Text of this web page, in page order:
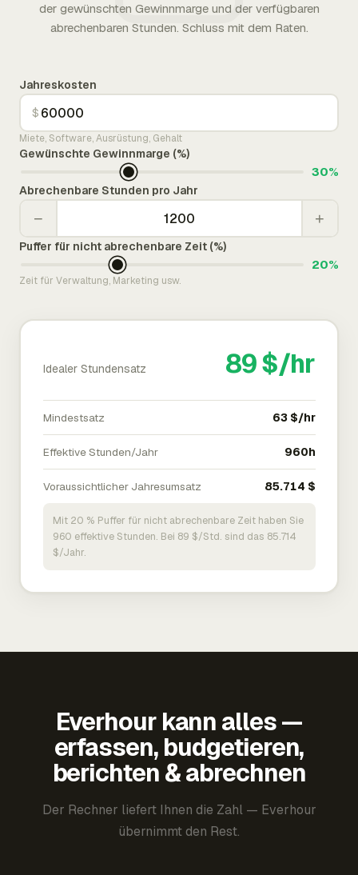
der gewünschten Gewinnmarge und der verfügbaren
abrechenbaren Stunden. Schluss mit dem Raten.
Jahreskosten
$
Miete, Software, Ausrüstung, Gehalt
Gewünschte Gewinnmarge (%)
30%
Abrechenbare Stunden pro Jahr
− +
Puffer für nicht abrechenbare Zeit (%)
20%
Zeit für Verwaltung, Marketing usw.
Idealer Stundensatz 89 $/hr
Mindestsatz 63 $/hr
Effektive Stunden/Jahr 960h
Voraussichtlicher Jahresumsatz 85.714 $
Mit 20 % Puffer für nicht abrechenbare Zeit haben Sie
960 effektive Stunden. Bei 89 $/Std. sind das 85.714
$/Jahr.
Everhour kann alles —
erfassen, budgetieren,
berichten & abrechnen
Der Rechner liefert Ihnen die Zahl — Everhour
übernimmt den Rest.